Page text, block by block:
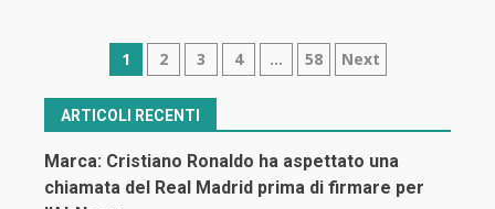
Navigazione
articoli
1 2 3 4 … 58 Next
ARTICOLI RECENTI
Marca: Cristiano Ronaldo ha aspettato una
chiamata del Real Madrid prima di firmare per